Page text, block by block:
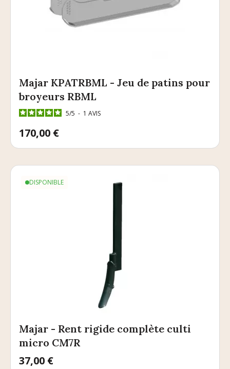
Majar KPATRBML - Jeu de patins pour
broyeurs RBML
5/5 - 1 AVIS
Prix
170,00 €
DISPONIBLE
Majar - Rent rigide complète culti
micro CM7R
Prix
37,00 €